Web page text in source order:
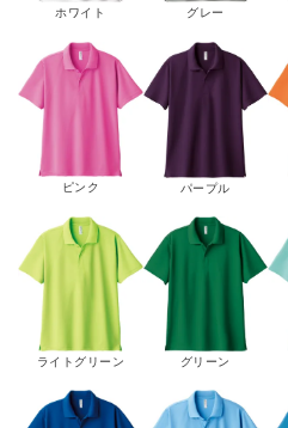
ホワイト グレー
ピンク パープル
ライトグリーン グリーン